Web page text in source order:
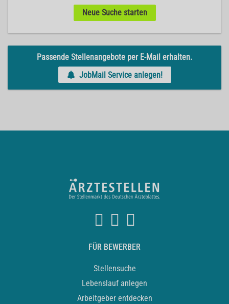
Neue Suche starten
Passende Stellenangebote per E-Mail erhalten.
JobMail Service anlegen!
FÜR BEWERBER
Stellensuche
Lebenslauf anlegen
Arbeitgeber entdecken